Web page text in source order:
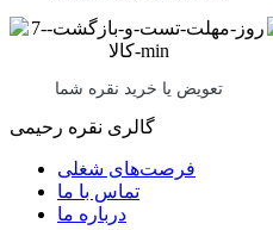
تعویض یا خرید نقره شما
گالری نقره رحیمی
فرصت‌های شغلی
تماس با ما
درباره ما